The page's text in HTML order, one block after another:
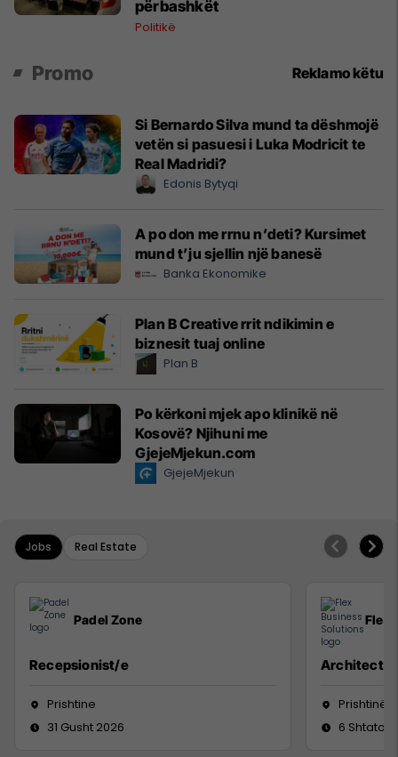
përbashkët
Politikë
Promo Reklamo këtu
Si Bernardo Silva mund ta dëshmojë
vetën si pasuesi i Luka Modricit te
Real Madridi?
Edonis Bytyqi
A po don me rrnu n’deti? Kursimet
mund t’ju sjellin një banesë
Banka Ekonomike
Plan B Creative rrit ndikimin e
biznesit tuaj online
Plan B
Po kërkoni mjek apo klinikë në
Kosovë? Njihuni me
GjejeMjekun.com
GjejeMjekun
Jobs Real Estate
Padel Zone
Recepsionist/e
Prishtine
31 Gusht 2026
Flex
Architect
Prishtinë
6 Shtator